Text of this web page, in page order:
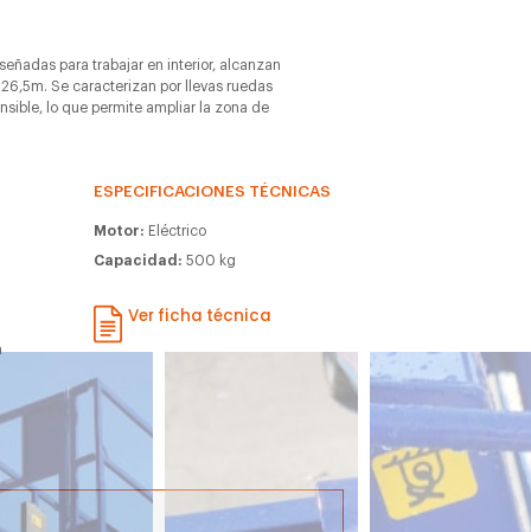
para trabajar en interior, alcanzan
Se caracterizan por llevas ruedas
lo que permite ampliar la zona de
ESPECIFICACIONES TÉCNICAS
Motor: Eléctrico
Capacidad:500 kg
Ver ficha técnica